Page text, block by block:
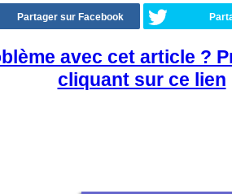
Partager sur Facebook
avec cet article ?
cliquant sur ce lien